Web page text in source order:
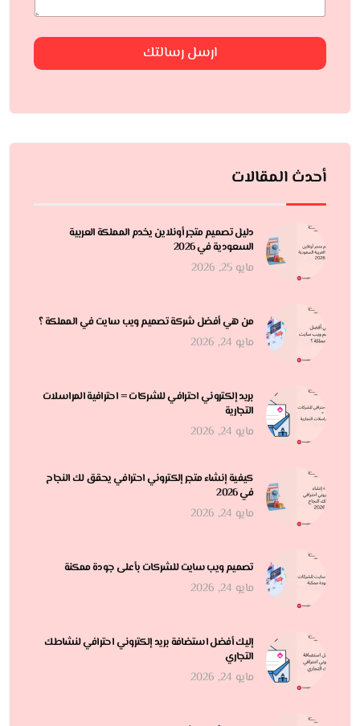
ارسل رسالتك
أحدث المقالات
دليل تصميم متجر أونلاين يخدم المملكة العربية
السعودية في 2026
مايو 25, 2026
من هي أفضل شركة تصميم ويب سايت في المملكة ؟
مايو 24, 2026
بريد إلكتروني احترافي للشركات = احترافية المراسلات
التجارية
مايو 24, 2026
كيفية إنشاء متجر إلكتروني احترافي يحقق لك النجاح
في 2026
مايو 24, 2026
تصميم ويب سايت للشركات بأعلى جودة ممكنة
مايو 24, 2026
إليك أفضل استضافة بريد إلكتروني احترافي لنشاطك
التجاري
مايو 24, 2026